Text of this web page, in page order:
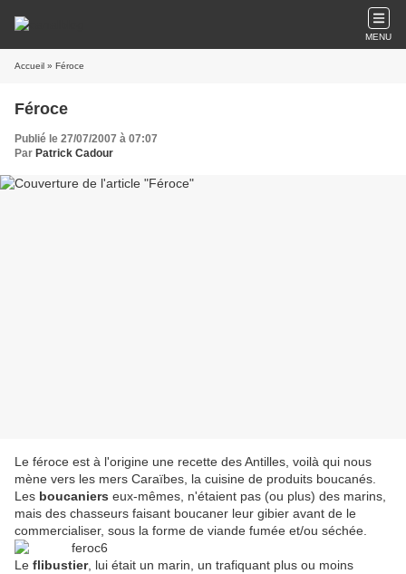
MENU
Accueil » Féroce
Féroce
Publié le 27/07/2007 à 07:07
Par Patrick Cadour
Le féroce est à l'origine une recette des Antilles, voilà qui nous
mène vers les mers Caraïbes, la cuisine de produits boucanés.
Les boucaniers eux-mêmes, n'étaient pas (ou plus) des marins,
mais des chasseurs faisant boucaner leur gibier avant de le
commercialiser, sous la forme de viande fumée et/ou séchée.
Le flibustier, lui était un marin, un trafiquant plus ou moins